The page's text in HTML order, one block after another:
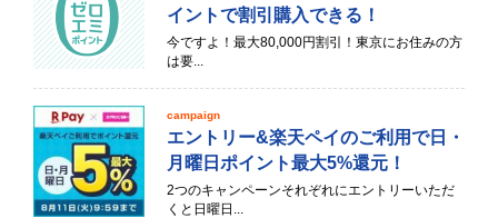
イントで割引購入できる！
今ですよ！最大80,000円割引！東京にお住みの方
は要...
campaign
エントリー&楽天ペイのご利用で日・
月曜日ポイント最大5%還元！
2つのキャンペーンそれぞれにエントリーいただ
くと日曜日...